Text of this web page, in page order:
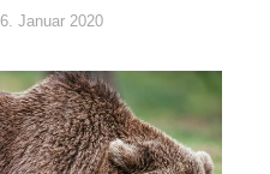
Januar 2020